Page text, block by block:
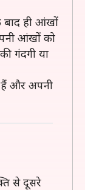
बाद ही आंखों
आंखों को
गंदगी या
और अपनी
से दूसरे